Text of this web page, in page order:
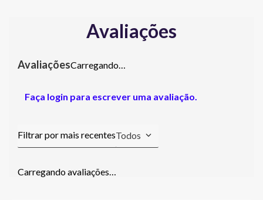
Avaliações
Carregando…
Faça login para escrever uma avaliação.
Todos
Carregando avaliações…